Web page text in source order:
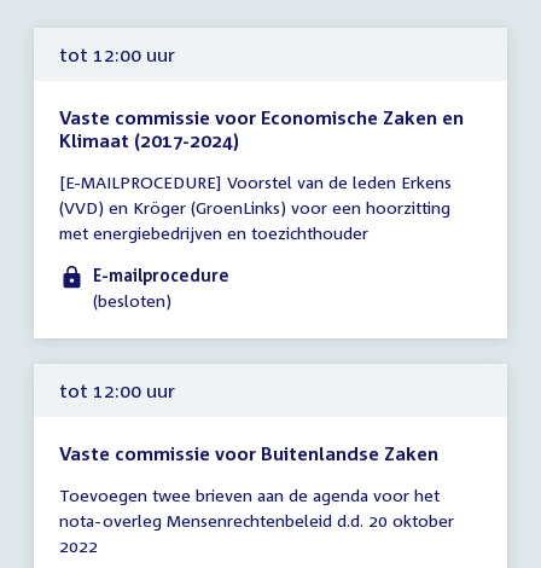
tot 12:00 uur
Vaste commissie voor Economische Zaken en
Klimaat (2017-2024)
vergadering
tot
12:00
uur
[E-MAILPROCEDURE] Voorstel van de leden Erkens
(VVD) en Kröger (GroenLinks) voor een hoorzitting
met energiebedrijven en toezichthouder
E-mailprocedure
(besloten)
tot 12:00 uur
Vaste commissie voor Buitenlandse Zaken
vergadering
tot
12:00
Toevoegen twee brieven aan de agenda voor het
nota-overleg Mensenrechtenbeleid d.d. 20 oktober
2022